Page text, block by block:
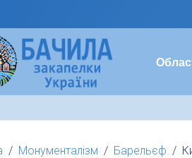
Монументалізм Барельєф